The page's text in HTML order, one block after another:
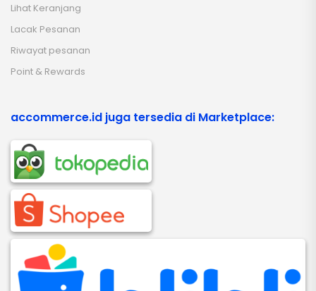
Lihat Keranjang
Lacak Pesanan
Riwayat pesanan
Point & Rewards
accommerce.id juga tersedia di Marketplace: